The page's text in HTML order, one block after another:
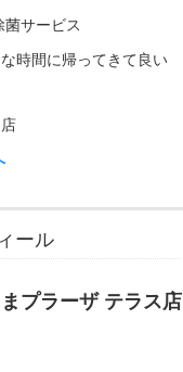
菌サービス
時間に帰ってきて良い
ール
プラーザ テラス店